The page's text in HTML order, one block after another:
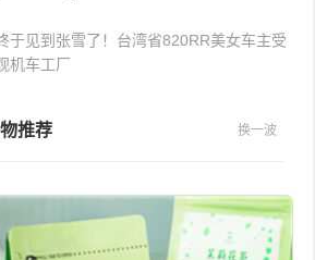
于见到张雪了！台湾省820RR美女车主受
机车工厂
推荐 换一波